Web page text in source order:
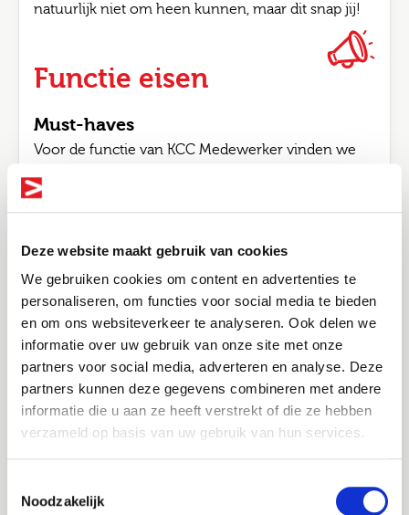
Deze website maakt gebruik van cookies
We gebruiken cookies om content en advertenties te
personaliseren, om functies voor social media te bieden
en om ons websiteverkeer te analyseren. Ook delen we
informatie over uw gebruik van onze site met onze
partners voor social media, adverteren en analyse. Deze
partners kunnen deze gegevens combineren met andere
informatie die u aan ze heeft verstrekt of die ze hebben
verzameld op basis van uw gebruik van hun services.
Noodzakelijk
natuurlijk niet om heen kunnen, maar dit snap jij!
Functie eisen
Must-haves
Voor de functie van KCC Medewerker vinden we
Acteert op mbo niveau
Klantvriendelijk bent
Enige ervaring bij een woningcorporatie
Over
Joinuz
zorg en woningcorporaties aan organisaties waar
Altijd als 1e op de hoogte van de
nieuwste vacatures als je een job
alert aanmaakt!
Bel me terug